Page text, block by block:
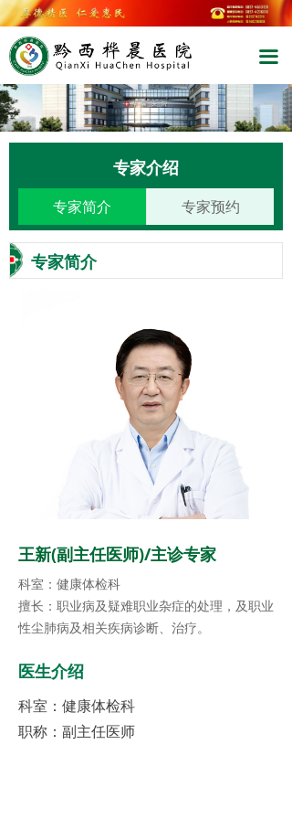
끀
专家介绍
专家简介 专家预约
专家简介
王新(副主任医师)/主诊专家
科室：健康体检科
擅长：职业病及疑难职业杂症的处理，及职业
性尘肺病及相关疾病诊断、治疗。
科室： 健康体检科
职称：副主任医师
医生介绍